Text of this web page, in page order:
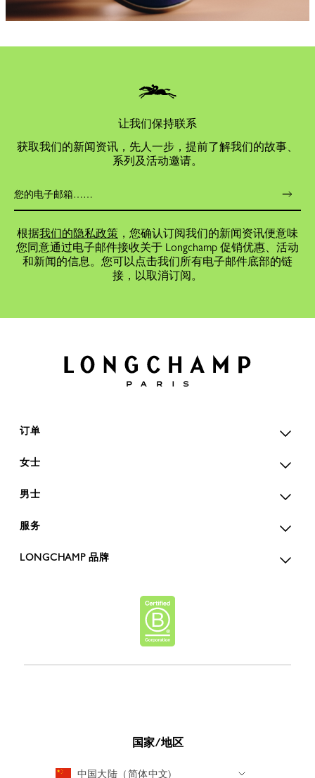
让我们保持联系
获取我们的新闻资讯，先人一步，提前了解我们的故事、
系列及活动邀请。
根据我们的隐私政策 ，您确认订阅我们的新闻资讯便意味
您同意通过电子邮件接收关于 Longchamp 促销优惠、活动
和新闻的信息。您可以点击我们所有电子邮件底部的链
接，以取消订阅。
订单
女士
男士
服务
LONGCHAMP 品牌
国家/地区
中国大陆（简体中文)